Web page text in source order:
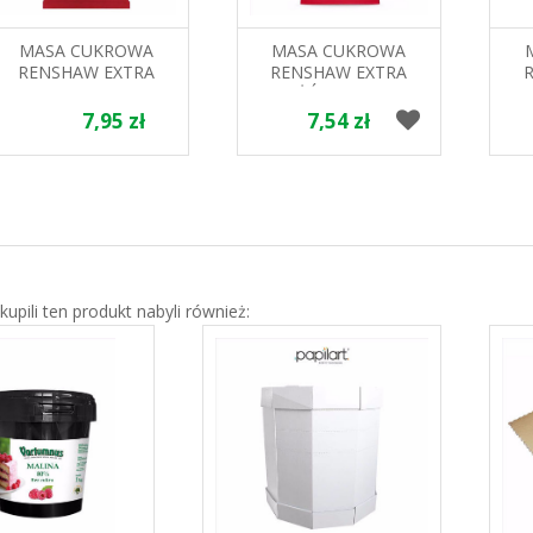
MASA CUKROWA
RENSHAW EXTRA
POWLEKANIA I
DEKORACJI BAKELS
250G
7,95 zł
MASA CUKROWA
RENSHAW EXTRA
ŻÓŁTA DO
POWLEKANIA I
DEKORACJI BAKELS
250G
7,54 zł
ten produkt nabyli również: